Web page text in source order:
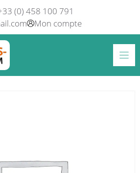
(0) 458 100 791
Mon compte